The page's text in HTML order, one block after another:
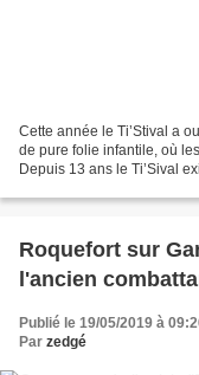
Cette année le Ti’Stival a
de pure folie infantile, où
Depuis 13 ans le Ti’Sival
Roquefort sur
l'ancien
Publié le 19/05/2019 à
Par zedgé